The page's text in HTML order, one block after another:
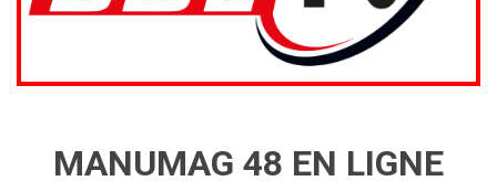
MANUMAG 48 EN LIGNE